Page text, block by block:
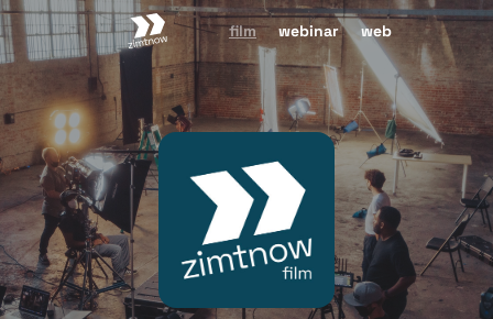
zimtnow film webinar web